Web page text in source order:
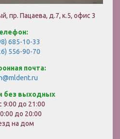
пр. Пацаева, д.7, к.5, офис 3
685-10-33
556-90-70
почта:
без выходных
9:00 до 21:00
до 20:00
на дом